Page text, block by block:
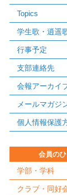
Topics
学生歌・逍遥
行事予定
支部連絡先
会報アーカイ
メールマガジ
個人情報保護
会員の
学部・学科
クラブ・同好